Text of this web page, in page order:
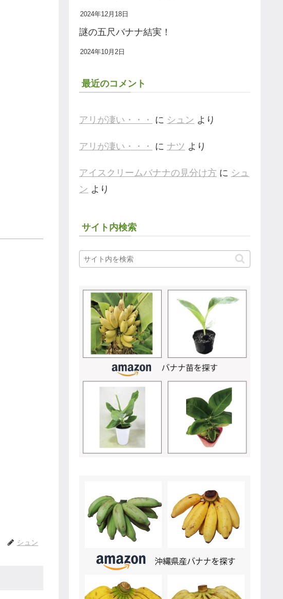
シュン
2024年12月18日
謎の五尺バナナ結実！
2024年10月2日
最近のコメント
アリが凄い・・・ に シュン より
アリが凄い・・・ に ナツ より
アイスクリームバナナの見分け方 に シュ
ン より
サイト内検索